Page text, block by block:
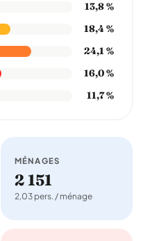
13,8 %
18,4 %
24,1 %
16,0 %
11,7 %
MÉNAGES
2 151
2,03 pers. / ménage